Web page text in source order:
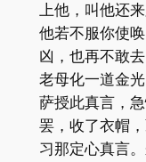
上他，叫他还
他若不服你使
凶，也再不敢
老母化一道金
萨授此真言，
罢，收了衣帽
习那定心真言